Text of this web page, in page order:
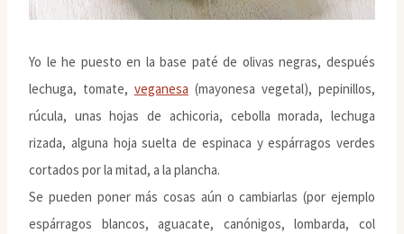
Yo le he puesto en la base paté de olivas negras, después
lechuga, tomate, veganesa (mayonesa vegetal), pepinillos,
rúcula, unas hojas de achicoria, cebolla morada, lechuga
rizada, alguna hoja suelta de espinaca y espárragos verdes
cortados por la mitad, a la plancha.
Se pueden poner más cosas aún o cambiarlas (por ejemplo
espárragos blancos, aguacate, canónigos, lombarda, col